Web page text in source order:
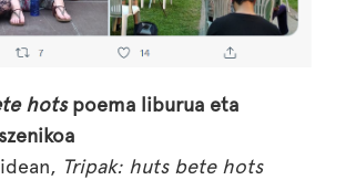
hotspoema liburua eta
Tripak: huts bete hots